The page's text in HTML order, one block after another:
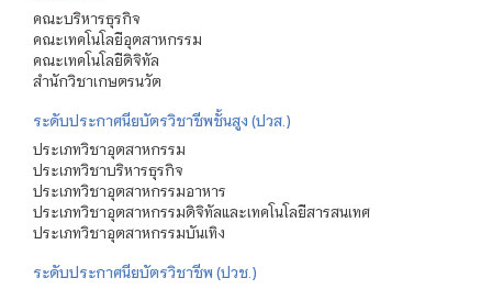
คณะบริหารธุรกิจ
คณะเทคโนโลยีอุตสาหกรรม
คณะเทคโนโลยีดิจิทัล
สำนักวิชาเกษตรนวัต
ระดับประกาศนียบัตรวิชาชีพชั้นสูง (ปวส.)
ประเภทวิชาอุตสาหกรรม
ประเภทวิชาบริหารธุรกิจ
ประเภทวิชาอุตสาหกรรมอาหาร
ประเภทวิชาอุตสาหกรรมดิจิทัลและเทคโนโลยีสารสนเทศ
ประเภทวิชาอุตสาหกรรมบันเทิง
ระดับประกาศนียบัตรวิชาชีพ (ปวช.)